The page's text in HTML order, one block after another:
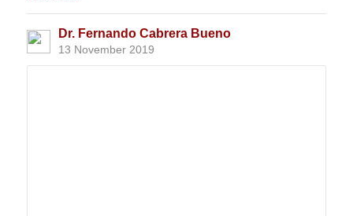
Dr. Fernando Cabrera Bueno
13 November 2019